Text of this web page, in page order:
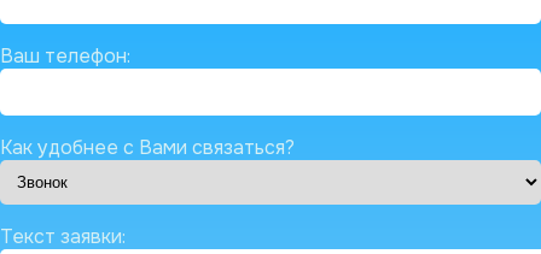
Ваш телефон:
Как удобнее с Вами связаться?
Текст заявки: